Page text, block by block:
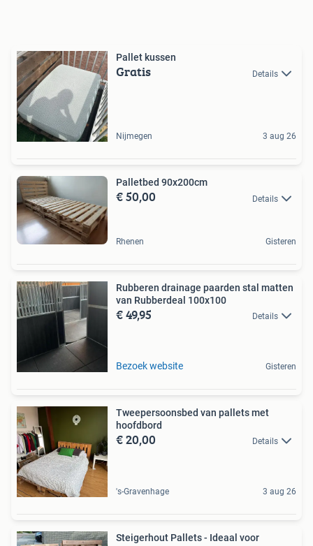
Pallet kussen
Gratis Details
Nijmegen 3 aug 26
Palletbed 90x200cm
€ 50,00 Details
Rhenen Gisteren
Rubberen drainage paarden stal matten
van Rubberdeal 100x100
€ 49,95 Details
Bezoek website Gisteren
Tweepersoonsbed van pallets met
hoofdbord
€ 20,00 Details
's-Gravenhage 3 aug 26
Steigerhout Pallets - Ideaal voor